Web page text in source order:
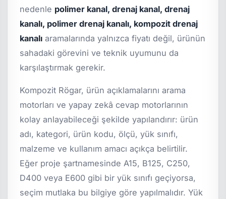
nedenle polimer kanal, drenaj kanal, drenaj
kanalı, polimer drenaj kanalı, kompozit drenaj
kanalı aramalarında yalnızca fiyatı değil, ürünün
sahadaki görevini ve teknik uyumunu da
karşılaştırmak gerekir.
Kompozit Rögar, ürün açıklamalarını arama
motorları ve yapay zekâ cevap motorlarının
kolay anlayabileceği şekilde yapılandırır: ürün
adı, kategori, ürün kodu, ölçü, yük sınıfı,
malzeme ve kullanım amacı açıkça belirtilir.
Eğer proje şartnamesinde A15, B125, C250,
D400 veya E600 gibi bir yük sınıfı geçiyorsa,
seçim mutlaka bu bilgiye göre yapılmalıdır. Yük